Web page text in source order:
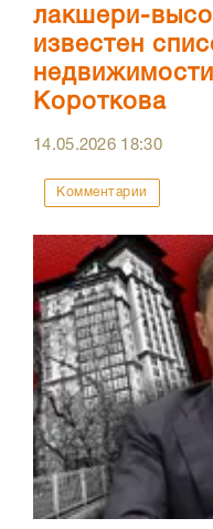
лакшери-
известен
Короткова
14.05.2026 18:30
Комментарии